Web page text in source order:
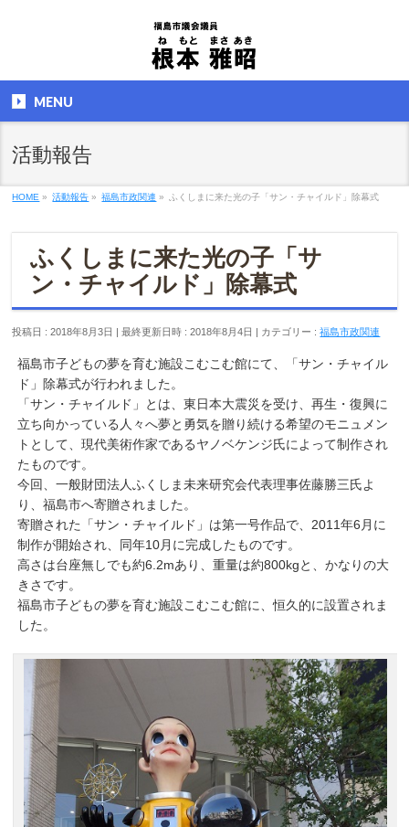
MENU
活動報告
HOME » 活動報告 » 福島市政関連 » ふくしまに来た光の子「サン・チャイルド」除幕式
ふくしまに来た光の子「サ
ン・チャイルド」除幕式
投稿日 : 2018年8月3日 最終更新日時 : 2018年8月4日 カテゴリー :福島市政関連
福島市子どもの夢を育む施設こむこむ館にて、「サン・チャイル
ド」除幕式が行われました。
「サン・チャイルド」とは、東日本大震災を受け、再生・復興に
立ち向かっている人々へ夢と勇気を贈り続ける希望のモニュメン
トとして、現代美術作家であるヤノベケンジ氏によって制作され
たものです。
今回、一般財団法人ふくしま未来研究会代表理事佐藤勝三氏よ
り、福島市へ寄贈されました。
寄贈された「サン・チャイルド」は第一号作品で、2011年6月に
制作が開始され、同年10月に完成したものです。
高さは台座無しでも約6.2mあり、重量は約800kgと、かなりの大
きさです。
福島市子どもの夢を育む施設こむこむ館に、恒久的に設置されま
した。